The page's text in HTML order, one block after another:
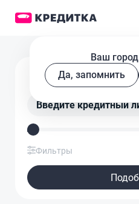
Ваш
Да, запомнить
Подобрать
Введите кредитный
Фильтры